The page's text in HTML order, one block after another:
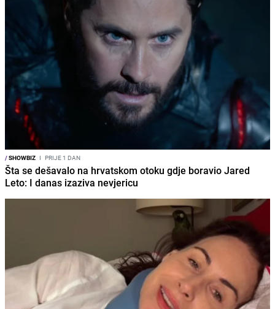
/SHOWBIZ I PRIJE 1 DAN
Šta se dešavalo na hrvatskom otoku gdje boravio Jared
Leto: I danas izaziva nevjericu